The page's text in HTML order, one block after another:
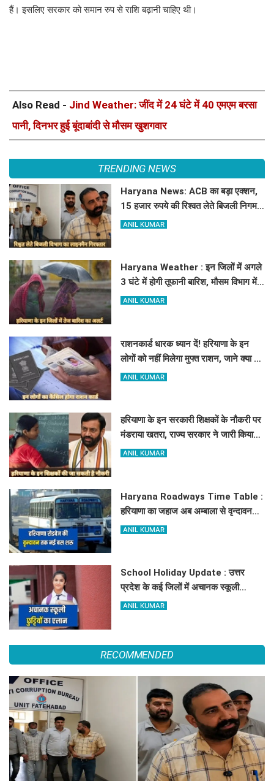
हैं। इसलिए सरकार को समान रुप से रा​शि बढ़ानी चाहिए थी।
Also Read - Jind Weather: जींद में 24 घंटे में 40 एमएम बरसा
पानी, दिनभर हुई बूंदाबांदी से मौसम खुशगवार
TRENDING NEWS
Haryana News: ACB का बड़ा एक्शन,
15 हजार रुपये की रिश्वत लेते बिजली निगम
का ALM गिरफ्तार
ANIL KUMAR
Haryana Weather : इन जिलों में अगले
3 घंटे में होगी तूफानी बारिश, मौसम विभाग में
जारी किया रेड अलर्ट
ANIL KUMAR
राशनकार्ड धारक ध्यान दें! हरियाणा के इन
लोगों को नहीं मिलेगा मुफ्त राशन, जाने क्या है
कारण
ANIL KUMAR
हरियाणा के इन सरकारी शिक्षकों के नौकरी पर
मंडराया खतरा, राज्य सरकार ने जारी किया
बड़ा अलर्ट
ANIL KUMAR
Haryana Roadways Time Table :
हरियाणा का जहाज अब अम्बाला से वृन्दावन
दौड़ेगा, मथुरा वालों को भी मिलेगा लाभ, देखें
ANIL KUMAR
School Holiday Update : उत्तर
प्रदेश के कई जिलों में अचानक स्कूली
छुट्टियों का एलान, यहाँ देखें जिलेवाइज
ANIL KUMAR
RECOMMENDED